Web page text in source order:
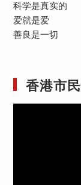
科学是真实的
爱就是爱
善良是一切
香港市